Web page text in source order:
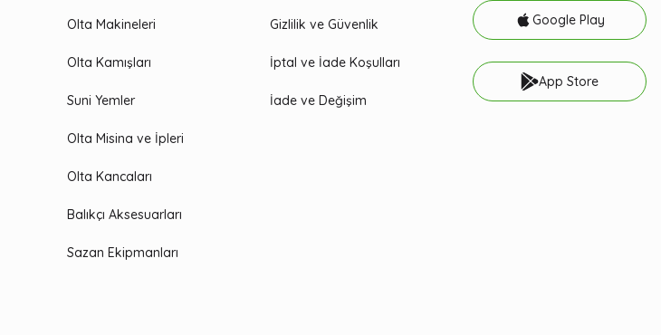
Olta Makineleri
Olta Kamışları
Suni Yemler
Olta Misina ve İpleri
Olta Kancaları
Balıkçı Aksesuarları
Sazan Ekipmanları
Gizlilik ve Güvenlik
İptal ve İade Koşulları
İade ve Değişim
Google Play
App Store